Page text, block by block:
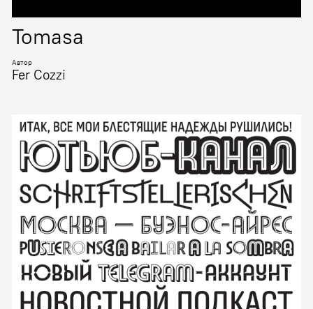
Tomasa
Автор
Fer Cozzi